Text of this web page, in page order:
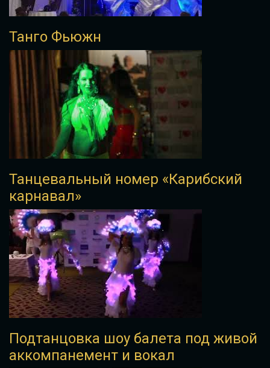
Танго Фьюжн
Танцевальный номер «Карибский
карнавал»
Подтанцовка шоу балета под живой
аккомпанемент и вокал